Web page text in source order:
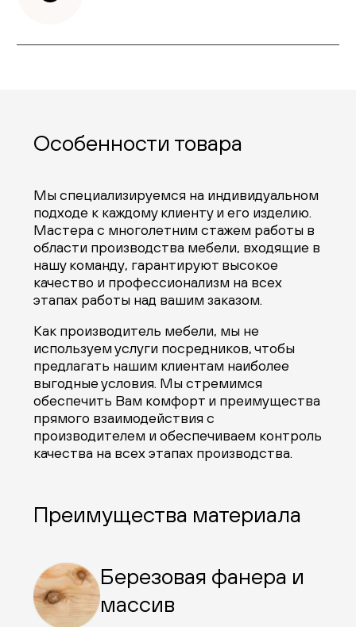
Особенности товара
Мы специализируемся на индивидуальном
подходе к каждому клиенту и его изделию.
Мастера с многолетним стажем работы в
области производства мебели, входящие в
нашу команду, гарантируют высокое
качество и профессионализм на всех
этапах работы над вашим заказом.
Как производитель мебели, мы не
используем услуги посредников, чтобы
предлагать нашим клиентам наиболее
выгодные условия. Мы стремимся
обеспечить Вам комфорт и преимущества
прямого взаимодействия с
производителем и обеспечиваем контроль
качества на всех этапах производства.
Преимущества материала
Березовая фанера и
массив